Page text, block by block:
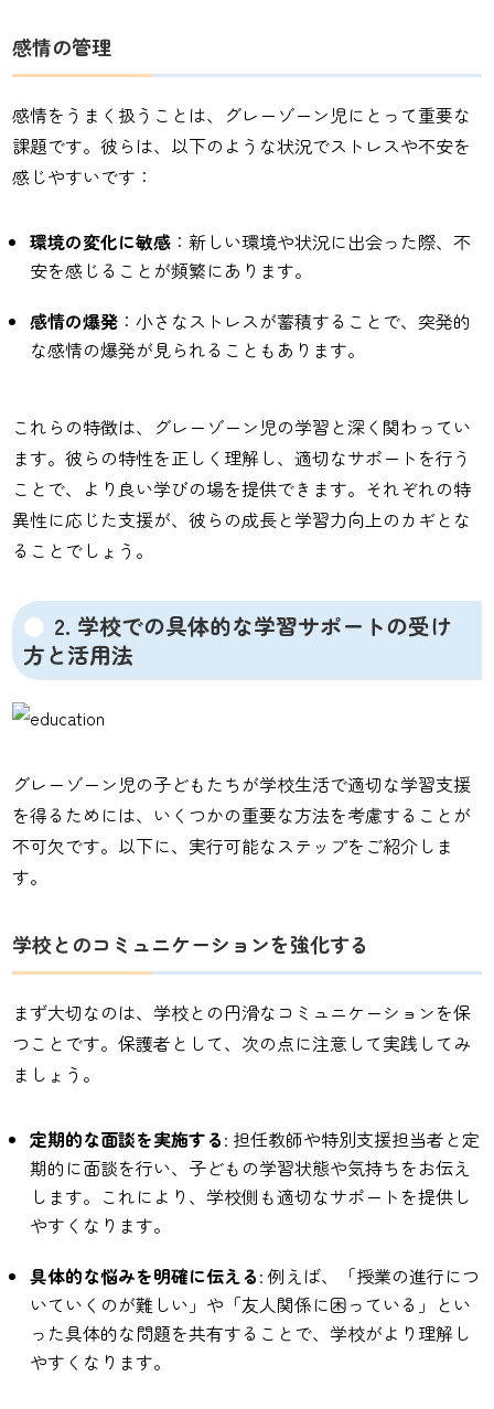
感情の管理
感情をうまく扱うことは、グレーゾーン児にとって重要な
課題です。彼らは、以下のような状況でストレスや不安を
感じやすいです：
環境の変化に敏感 ：新しい環境や状況に出会った際、不
安を感じることが頻繁にあります。
感情の爆発 ：小さなストレスが蓄積することで、突発的
な感情の爆発が見られることもあります。
これらの特徴は、グレーゾーン児の学習と深く関わってい
ます。彼らの特性を正しく理解し、適切なサポートを行う
ことで、より良い学びの場を提供できます。それぞれの特
異性に応じた支援が、彼らの成長と学習力向上のカギとな
ることでしょう。
2. 学校での具体的な学習サポートの受け
方と活用法
グレーゾーン児の子どもたちが学校生活で適切な学習支援
を得るためには、いくつかの重要な方法を考慮することが
不可欠です。以下に、実行可能なステップをご紹介しま
す。
学校とのコミュニケーションを強化する
まず大切なのは、学校との円滑なコミュニケーションを保
つことです。保護者として、次の点に注意して実践してみ
ましょう。
定期的な面談を実施する: 担任教師や特別支援担当者と定
期的に面談を行い、子どもの学習状態や気持ちをお伝え
します。これにより、学校側も適切なサポートを提供し
やすくなります。
具体的な悩みを明確に伝える: 例えば、「授業の進行につ
いていくのが難しい」や「友人関係に困っている」とい
った具体的な問題を共有することで、学校がより理解し
やすくなります。